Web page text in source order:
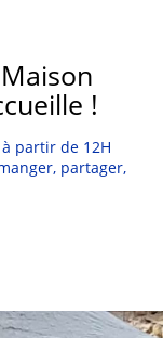
!
partir de 12H
partager,